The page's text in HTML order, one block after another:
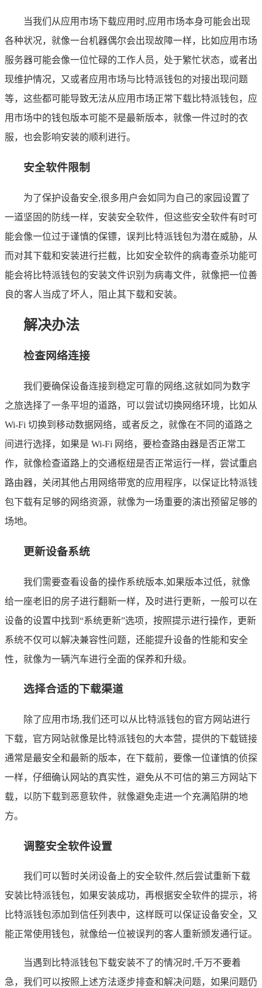
当我们从应用市场下载应用时,应用市场本身可能会出现
各种状况，就像一台机器偶尔会出现故障一样，比如应用市场
服务器可能会像一位忙碌的工作人员，处于繁忙状态，或者出
现维护情况，又或者应用市场与比特派钱包的对接出现问题
等，这些都可能导致无法从应用市场正常下载比特派钱包，应
用市场中的钱包版本可能不是最新版本，就像一件过时的衣
服，也会影响安装的顺利进行。
安全软件限制
为了保护设备安全,很多用户会如同为自己的家园设置了
一道坚固的防线一样，安装安全软件，但这些安全软件有时可
能会像一位过于谨慎的保镖，误判比特派钱包为潜在威胁，从
而对其下载和安装进行拦截，比如安全软件的病毒查杀功能可
能会将比特派钱包的安装文件识别为病毒文件，就像把一位善
良的客人当成了坏人，阻止其下载和安装。
解决办法
检查网络连接
我们要确保设备连接到稳定可靠的网络,这就如同为数字
之旅选择了一条平坦的道路，可以尝试切换网络环境，比如从
Wi-Fi 切换到移动数据网络，或者反之，就像在不同的道路之
间进行选择，如果是 Wi-Fi 网络，要检查路由器是否正常工
作，就像检查道路上的交通枢纽是否正常运行一样，尝试重启
路由器，关闭其他占用网络带宽的应用程序，以保证比特派钱
包下载有足够的网络资源，就像为一场重要的演出预留足够的
场地。
更新设备系统
我们需要查看设备的操作系统版本,如果版本过低，就像
给一座老旧的房子进行翻新一样，及时进行更新，一般可以在
设备的设置中找到“系统更新”选项，按照提示进行操作，更新
系统不仅可以解决兼容性问题，还能提升设备的性能和安全
性，就像为一辆汽车进行全面的保养和升级。
选择合适的下载渠道
除了应用市场,我们还可以从比特派钱包的官方网站进行
下载，官方网站就像是比特派钱包的大本营，提供的下载链接
通常是最安全和最新的版本，在下载前，要像一位谨慎的侦探
一样，仔细确认网站的真实性，避免从不可信的第三方网站下
载，以防下载到恶意软件，就像避免走进一个充满陷阱的地
方。
调整安全软件设置
我们可以暂时关闭设备上的安全软件,然后尝试重新下载
安装比特派钱包，如果安装成功，再根据安全软件的提示，将
比特派钱包添加到信任列表中，这样既可以保证设备安全，又
能正常使用钱包，就像给一位被误判的客人重新颁发通行证。
当遇到比特派钱包下载安装不了的情况时,千万不要着
急，我们可以按照上述方法逐步排查和解决问题，如果问题仍